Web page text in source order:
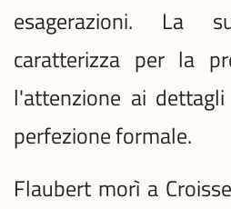
esagerazioni. La
caratterizza per la
l'attenzione ai
perfezione formale.
Flaubert morì a